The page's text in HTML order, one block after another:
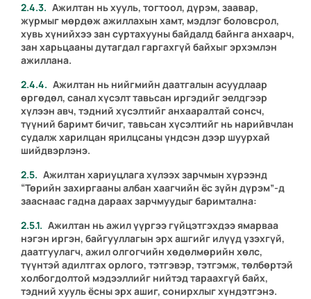
Ажилтан нь хууль, тогтоол, дүрэм, заавар,
журмыг мөрдөж ажиллахын хамт, мэдлэг боловсрол,
хувь хүнийхээ зан суртахууны байдалд байнга анхаарч,
зан харьцааны дутагдал гаргахгүй байхыг эрхэмлэн
ажиллана.
Ажилтан нь нийгмийн даатгалын асуудлаар
өргөдөл, санал хүсэлт тавьсан иргэдийг эелдгээр
хүлээн авч, тэдний хүсэлтийг анхааралтай сонсч,
түүний баримт бичиг, тавьсан хүсэлтийг нь нарийвчлан
судалж харилцан ярилцсаны үндсэн дээр шуурхай
шийдвэрлэнэ.
Ажилтан хариуцлага хүлээх зарчмын хүрээнд
“Төрийн захиргааны албан хаагчийн ёс зүйн дүрэм”-д
зааснаас гадна дараах зарчмуудыг баримтална:
Ажилтан нь ажил үүргээ гүйцэтгэхдээ ямарваа
нэгэн иргэн, байгууллагын эрх ашгийг илүүд үзэхгүй,
даатгуулагч, ажил олгогчийн хөдөлмөрийн хөлс,
түүнтэй адилтгах орлого, тэтгэвэр, тэтгэмж, төлбөртэй
холбогдолтой мэдээллийг нийтэд тараахгүй байх,
тэдний хууль ёсны эрх ашиг, сонирхлыг хүндэтгэнэ.